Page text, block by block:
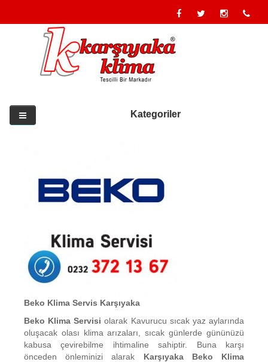
Kategoriler
Beko Klima Servis Karşıyaka
Beko Klima Servisi olarak Kavurucu sıcak yaz aylarında
oluşacak olası klima arızaları, sıcak günlerde gününüzü
kabusa çevirebilme ihtimaline sahiptir. Buna karşı
önceden önleminizi alarak Karşıyaka Beko Klima